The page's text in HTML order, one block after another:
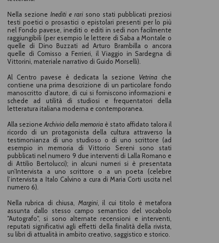
Nella sezione Inediti e rari sono stati pubblicati preziosi
testi poetici o prosastici o epistolari presenti per lo più
nel Fondo pavese, inediti o editi in sedi non facilmente
raggiungibili (per esempio le lettere di Saba a Montale o
quelle di Dino Buzzati ad Arturo Brambilla o ancora
quelle di Comisso a Ferrieri, il Viaggio in Sardegna di
Vittorini, materiale narrativo di Guido Morselli).
Al Centro pavese è dedicata la sezione Vetrina che
contiene una prima descrizione di un particolare fondo
manoscritto d’autore, di cui si forniscono informazioni e
schede ad utilità di studiosi e frequentatori della
letteratura italiana moderna e contemporanea.
Alla sezione Archivio della memoria è stato affidato talora il
ricordo di un protagonista della cultura attraverso la
testimonianza di uno studioso o di uno scrittore (ad
esempio in memoria di Vittorio Sereni sono stati
pubblicati nel numero 9 due interventi di Lalla Romano e
di Attilio Bertolucci); in alcuni numeri si è presentata
un’Intervista a uno scrittore o a un poeta (celebre
l’intervista a Italo Calvino a cura di Maria Corti uscita nel
numero 6).
Nella rubrica di chiusa, Margini, il cui titolo è metafora
assunta dallo stesso campo semantico del vocabolo
"Autografo", si sono alternate recensioni e interventi,
reputati significativi agli effetti della finalità della rivista,
su libri di attualità in ambito creativo, saggistico e storico.